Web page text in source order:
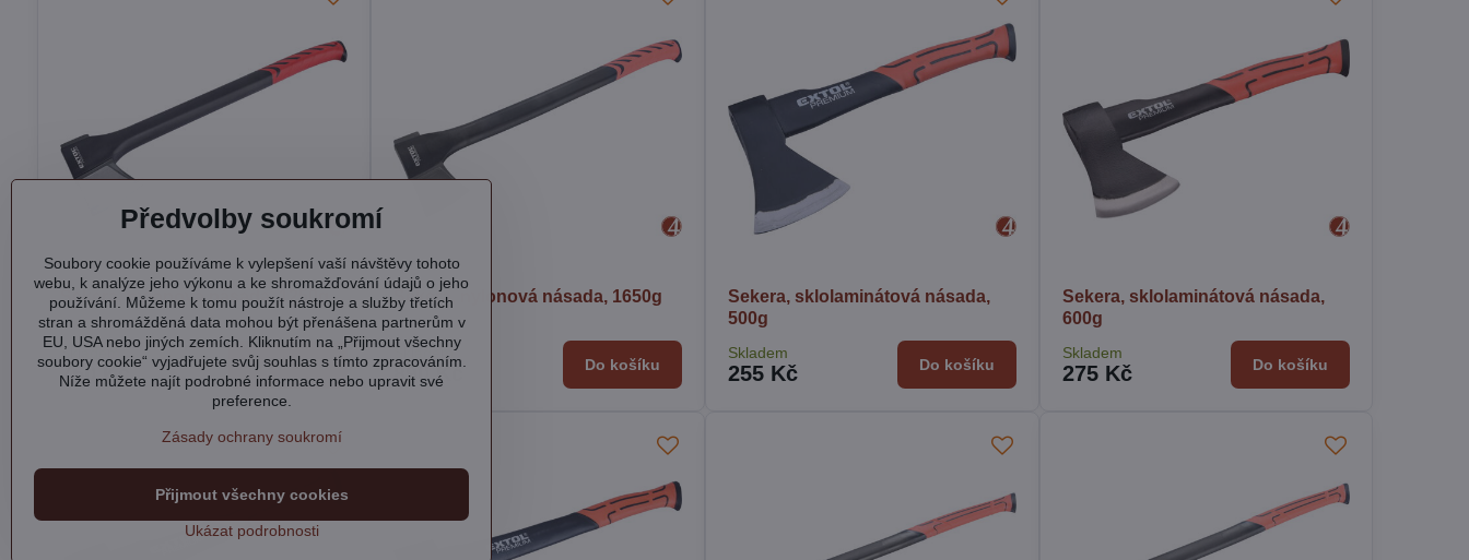
Sekera, nylonová násada, 1250g
Skladem
750 Kč Do košíku
Sekera, nylonová násada, 1650g
Skladem
890 Kč Do košíku
Sekera, sklolaminátová násada,
500g
Skladem
255 Kč Do košíku
Sekera, sklolaminátová násada,
600g
Skladem
275 Kč Do košíku
Předvolby soukromí
Soubory cookie používáme k vylepšení vaší návštěvy tohoto
webu, k analýze jeho výkonu a ke shromažďování údajů o jeho
používání. Můžeme k tomu použít nástroje a služby třetích
stran a shromážděná data mohou být přenášena partnerům v
EU, USA nebo jiných zemích. Kliknutím na „Přijmout všechny
soubory cookie“ vyjadřujete svůj souhlas s tímto zpracováním.
Níže můžete najít podrobné informace nebo upravit své
preference.
Zásady ochrany soukromí
Ukázat podrobnosti
Přijmout všechny cookies